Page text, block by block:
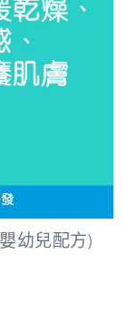
幼兒配方)